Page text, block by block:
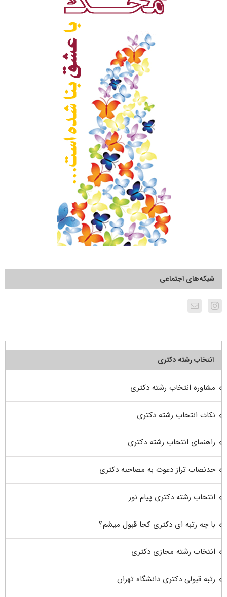
شبکه‌های اجتماعی
انتخاب رشته دکتری
مشاوره انتخاب رشته دکتری
نکات انتخاب رشته دکتری
راهنمای انتخاب رشته دکتری
حدنصاب تراز دعوت به مصاحبه دکتری
انتخاب رشته دکتری پیام نور
با چه رتبه ای دکتری کجا قبول میشم؟
انتخاب رشته مجازی دکتری
رتبه قبولی دکتری دانشگاه تهران